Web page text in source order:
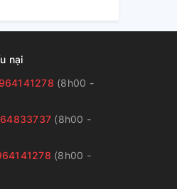
nại
(8h00 -
(8h00 -
(8h00 -